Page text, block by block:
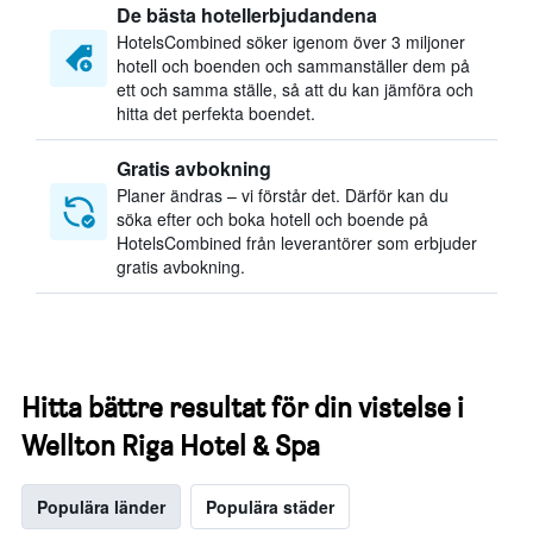
De bästa hotellerbjudandena
HotelsCombined söker igenom över 3 miljoner
hotell och boenden och sammanställer dem på
ett och samma ställe, så att du kan jämföra och
hitta det perfekta boendet.
Gratis avbokning
Planer ändras – vi förstår det. Därför kan du
söka efter och boka hotell och boende på
HotelsCombined från leverantörer som erbjuder
gratis avbokning.
Hitta bättre resultat för din vistelse i
Wellton Riga Hotel & Spa
Populära länder Populära städer